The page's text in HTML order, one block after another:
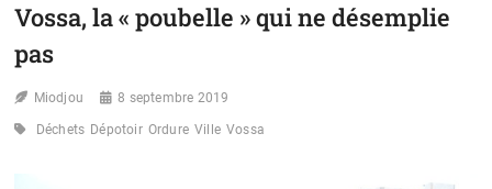
DE
RÉFORMES
Vossa, la « poubelle » qui ne désemplie
pas
Miodjou 8 septembre 2019
Déchets Dépotoir Ordure Ville Vossa